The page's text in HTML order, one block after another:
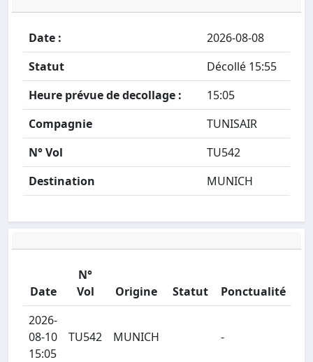
Date :
2026-08-08
Statut
Décollé 15:55
Heure prévue de decollage :
15:05
Compagnie
TUNISAIR
N° Vol
TU542
Destination
MUNICH
Date
N°
Vol
Origine Statut
Ponctualité
2026-
08-10
15:05
TU542 MUNICH -